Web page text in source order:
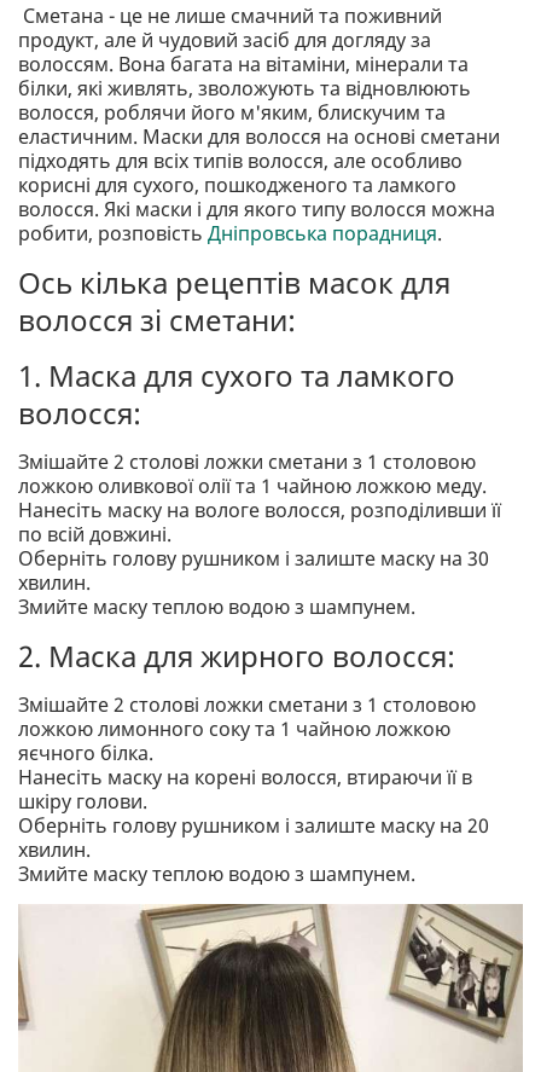
Сметана - це не лише смачний та поживний
продукт, але й чудовий засіб для догляду за
волоссям. Вона багата на вітаміни, мінерали та
білки, які живлять, зволожують та відновлюють
волосся, роблячи його м'яким, блискучим та
еластичним. Маски для волосся на основі сметани
підходять для всіх типів волосся, але особливо
корисні для сухого, пошкодженого та ламкого
волосся. Які маски і для якого типу волосся можна
робити, розповість Дніпровська порадниця.
Ось кілька рецептів масок для
волосся зі сметани:
1. Маска для сухого та ламкого
волосся:
Змішайте 2 столові ложки сметани з 1 столовою
ложкою оливкової олії та 1 чайною ложкою меду.
Нанесіть маску на вологе волосся, розподіливши її
по всій довжині.
Оберніть голову рушником і залиште маску на 30
хвилин.
Змийте маску теплою водою з шампунем.
2. Маска для жирного волосся:
Змішайте 2 столові ложки сметани з 1 столовою
ложкою лимонного соку та 1 чайною ложкою
яєчного білка.
Нанесіть маску на корені волосся, втираючи її в
шкіру голови.
Оберніть голову рушником і залиште маску на 20
хвилин.
Змийте маску теплою водою з шампунем.